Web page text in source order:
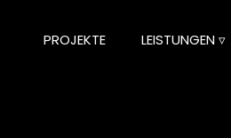
PROJEKTE LEISTUNGEN ▿